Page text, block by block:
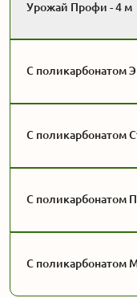
Урожай Профи - 4 м
С поликарбонатом
С поликарбонатом
С поликарбонатом
С поликарбонатом